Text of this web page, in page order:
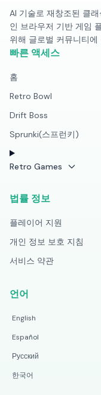
AI 기술로 재창조된 클
인 브라우저 기반 게임
위해 글로벌 커뮤니티에
빠른 액세스
홈
Retro Bowl
Drift Boss
Sprunki(스프런키)
Retro Games
법률 정보
플레이어 지원
개인 정보 보호 지침
서비스 약관
언어
English
Español
Русский
한국어